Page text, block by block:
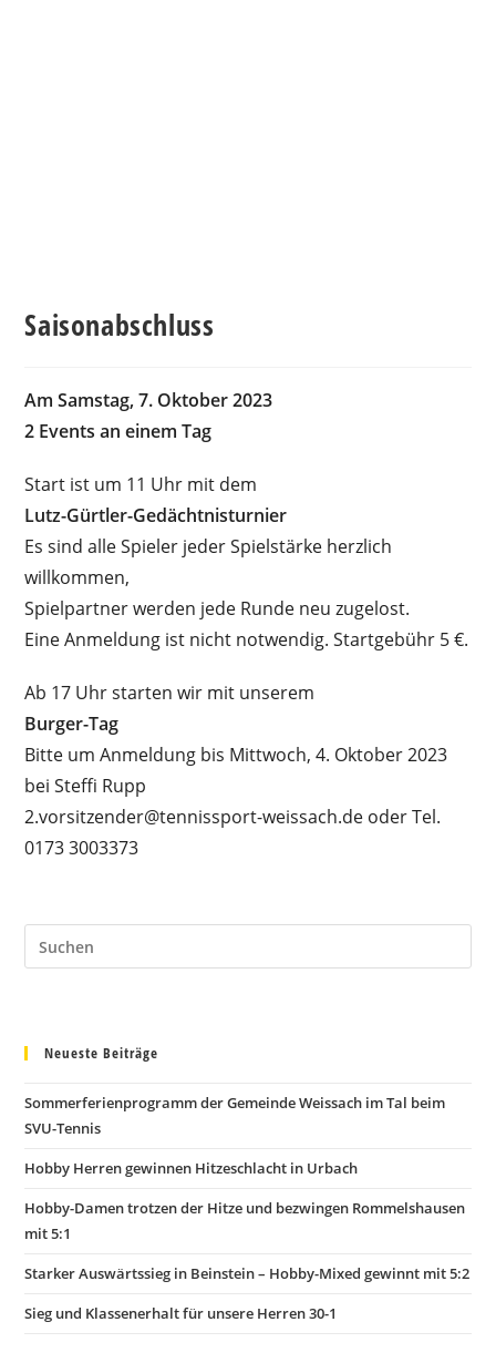
Saisonabschluss
Am Samstag, 7. Oktober 2023
2 Events an einem Tag
Start ist um 11 Uhr mit dem
Lutz-Gürtler-Gedächtnisturnier
Es sind alle Spieler jeder Spielstärke herzlich
willkommen,
Spielpartner werden jede Runde neu zugelost.
Eine Anmeldung ist nicht notwendig. Startgebühr 5 €.
Ab 17 Uhr starten wir mit unserem
Burger-Tag
Bitte um Anmeldung bis Mittwoch, 4. Oktober 2023
bei Steffi Rupp
2.vorsitzender@tennissport-weissach.de oder Tel.
0173 3003373
Neueste Beiträge
Sommerferienprogramm der Gemeinde Weissach im Tal beim
SVU-Tennis
Hobby Herren gewinnen Hitzeschlacht in Urbach
Hobby-Damen trotzen der Hitze und bezwingen Rommelshausen
mit 5:1
Starker Auswärtssieg in Beinstein – Hobby-Mixed gewinnt mit 5:2
Sieg und Klassenerhalt für unsere Herren 30-1